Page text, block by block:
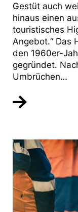
Gestüt auch
hinaus einen
touristisches
Angebot.“ Das
den 1960er-
gegründet.
Umbrüchen…